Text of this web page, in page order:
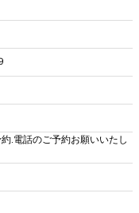
.電話のご予約お願いいたし